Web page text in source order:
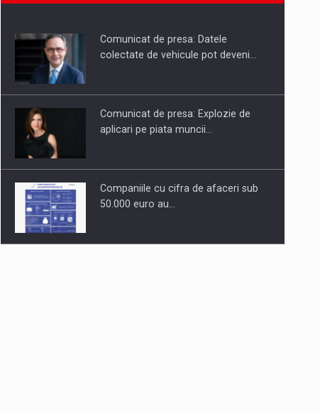
PUTTING ROMANIAN CORPORATE
Comunicat de presa: Datele
colectate de vehicule pot deveni…
Comunicat de presa: Explozie de
aplicari pe piata muncii…
Companiile cu cifra de afaceri sub
50.000 euro au…